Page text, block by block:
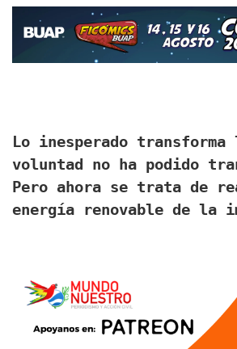
Lo inesperado
voluntad no ha podido
Pero ahora se trata de
energía renovable de la